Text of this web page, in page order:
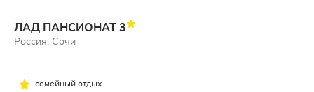
ЛАД ПАНСИОНАТ 3
Россия, Сочи
семейный отдых